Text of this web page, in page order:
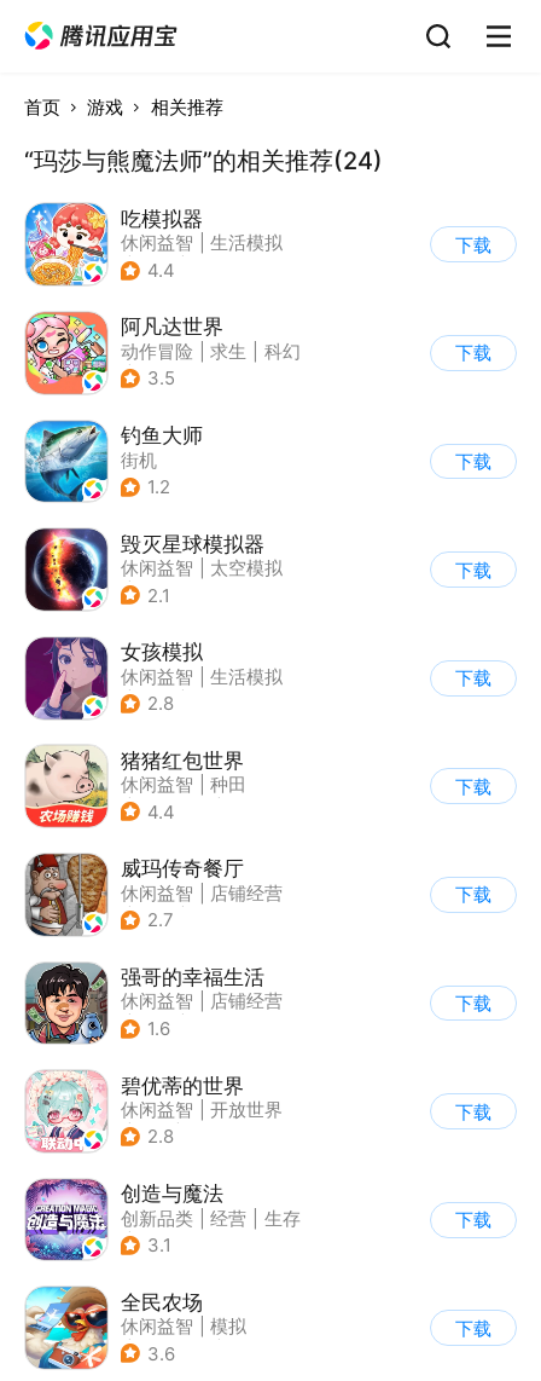
首页 游戏 相关推荐
“玛莎与熊魔法师”的相关推荐(24)
吃模拟器
休闲益智
生活模拟
| 美食
4.4
下载
阿凡达世界
动作冒险 求生
科幻
| 开放世界
3.5
下载
钓鱼大师
街机
1.2
下载
毁灭星球模拟器
休闲益智
太空模拟
| 太空
2.1
下载
女孩模拟
休闲益智
生活模拟
| 校园
2.8
下载
猪猪红包世界
休闲益智
种田
| 田园生活
4.4
下载
威玛传奇餐厅
休闲益智
店铺经营
| 美食
2.7
下载
强哥的幸福生活
休闲益智
店铺经营
| 卡通
1.6
下载
碧优蒂的世界
休闲益智
开放世界
| Q版
2.8
下载
创造与魔法
创新品类 经营
生存
| 开放世界
3.1
下载
全民农场
休闲益智
模拟
| 田园生活
3.6
下载